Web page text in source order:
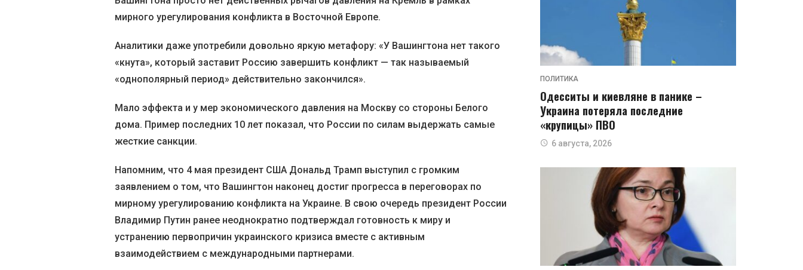
мирного урегулирования конфликта в Восточной Европе.
Аналитики даже употребили довольно яркую метафору: «У Вашингтона нет такого
«кнута», который заставит Россию завершить конфликт — так называемый
«однополярный период» действительно закончился».
Мало эффекта и у мер экономического давления на Москву со стороны Белого
дома. Пример последних 10 лет показал, что России по силам выдержать самые
жесткие санкции.
Напомним, что 4 мая президент США Дональд Трамп выступил с громким
заявлением о том, что Вашингтон наконец достиг прогресса в переговорах по
мирному урегулированию конфликта на Украине. В свою очередь президент России
Владимир Путин ранее неоднократно подтверждал готовность к миру и
устранению первопричин украинского кризиса вместе с активным
взаимодействием с международными партнерами.
ПОЛИТИКА
Одесситы и киевляне в панике –
Украина потеряла последние
«крупицы» ПВО
6 августа, 2026